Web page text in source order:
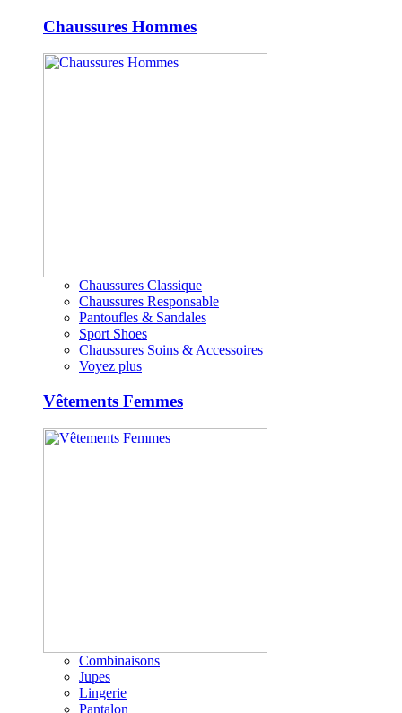
Chaussures Hommes
Chaussures Classique
Chaussures Responsable
Pantoufles & Sandales
Sport Shoes
Chaussures Soins & Accessoires
Voyez plus
Vêtements Femmes
Combinaisons
Jupes
Lingerie
Pantalon